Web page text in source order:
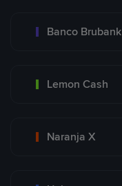
Banco Brubank
Lemon Cash
Naranja X